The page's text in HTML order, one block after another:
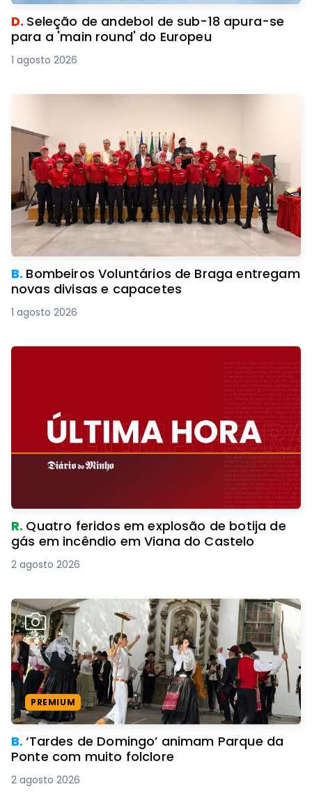
D. Seleção de andebol de sub-18 apura-se
para a 'main round' do Europeu
1 agosto 2026
B. Bombeiros Voluntários de Braga entregam
novas divisas e capacetes
1 agosto 2026
R. Quatro feridos em explosão de botija de
gás em incêndio em Viana do Castelo
2 agosto 2026
PREMIUM
B.‘Tardes de Domingo’ animam Parque da
Ponte com muito folclore
2 agosto 2026